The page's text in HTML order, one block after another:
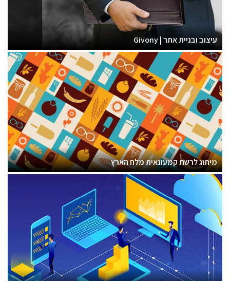
עיצוב ובניית אתר | Givony
מיתוג לרשת קמעונאית מלח הארץ